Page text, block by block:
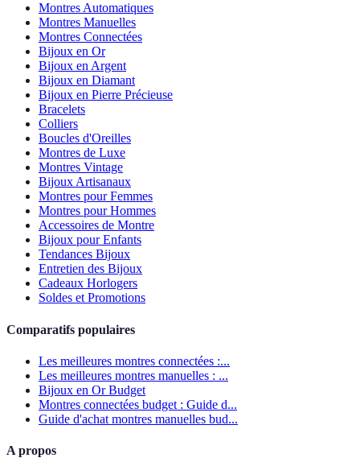
Montres Automatiques
Montres Manuelles
Montres Connectées
Bijoux en Or
Bijoux en Argent
Bijoux en Diamant
Bijoux en Pierre Précieuse
Bracelets
Colliers
Boucles d'Oreilles
Montres de Luxe
Montres Vintage
Bijoux Artisanaux
Montres pour Femmes
Montres pour Hommes
Accessoires de Montre
Bijoux pour Enfants
Tendances Bijoux
Entretien des Bijoux
Cadeaux Horlogers
Soldes et Promotions
Comparatifs populaires
Les meilleures montres connectées :...
Les meilleures montres manuelles : ...
Bijoux en Or Budget
Montres connectées budget : Guide d...
Guide d'achat montres manuelles bud...
A propos